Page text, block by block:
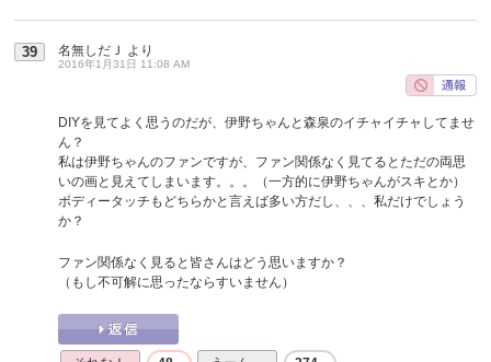
39 名無しだＪ より
2016年1月31日 11:08 AM
DIYを見てよく思うのだが、伊野ちゃんと森泉のイチャイチャしてませ
ん？
私は伊野ちゃんのファンですが、ファン関係なく見てるとただの両思
いの画と見えてしまいます。。。（一方的に伊野ちゃんがスキとか）
ボディータッチもどちらかと言えば多い方だし、、、私だけでしょう
か？
ファン関係なく見ると皆さんはどう思いますか？
（もし不可解に思ったならすいません）